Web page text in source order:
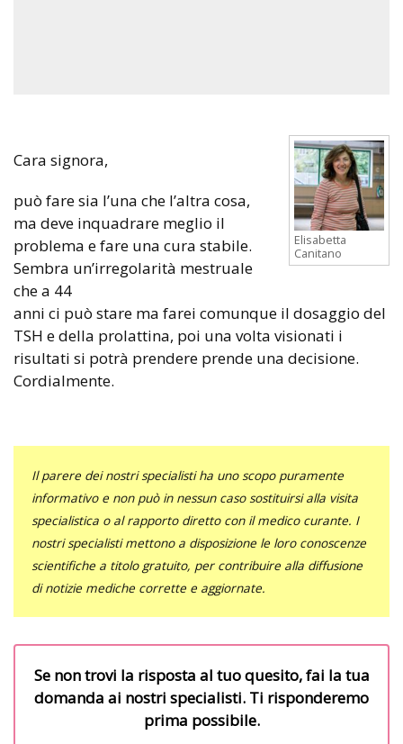
Elisabetta
Canitano
Cara signora,
può fare sia l’una che l’altra cosa,
ma deve inquadrare meglio il
problema e fare una cura stabile.
Sembra un’irregolarità mestruale
che a 44
anni ci può stare ma farei comunque il dosaggio del
TSH e della prolattina, poi una volta visionati i
risultati si potrà prendere prende una decisione.
Cordialmente.
Il parere dei nostri specialisti ha uno scopo puramente
informativo e non può in nessun caso sostituirsi alla visita
specialistica o al rapporto diretto con il medico curante. I
nostri specialisti mettono a disposizione le loro conoscenze
scientifiche a titolo gratuito, per contribuire alla diffusione
di notizie mediche corrette e aggiornate.
Se non trovi la risposta al tuo quesito, fai la tua
domanda ai nostri specialisti. Ti risponderemo
prima possibile.